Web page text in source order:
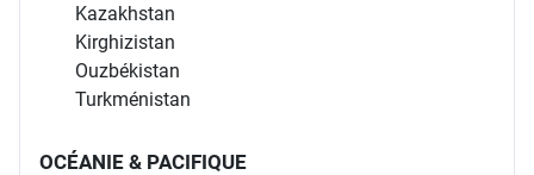
Kazakhstan
Kirghizistan
Ouzbékistan
Turkménistan
OCÉANIE & PACIFIQUE